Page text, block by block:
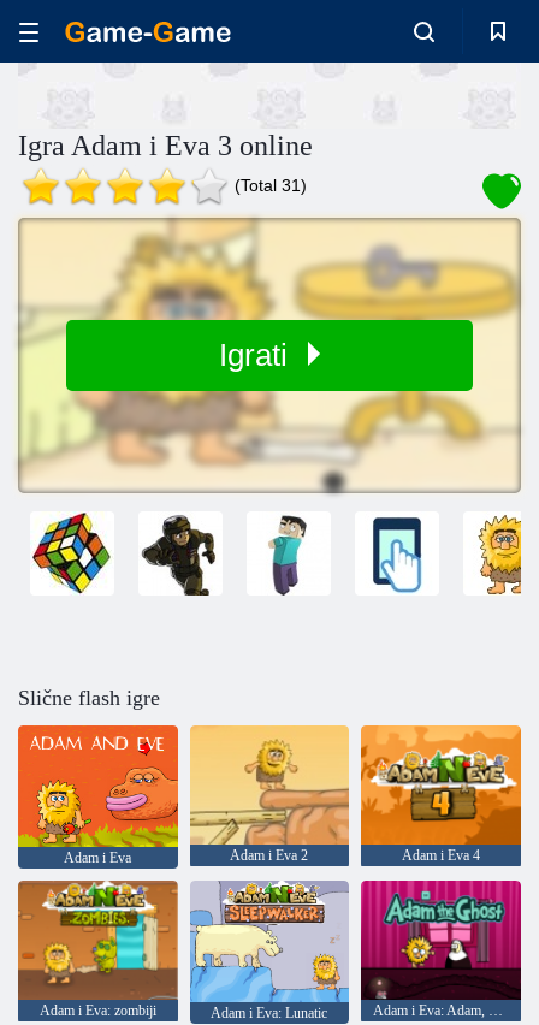
Igra Adam i Eva 3 online
(Total 31)
Igrati
Slične flash igre
Adam i Eva Adam i Eva 2 Adam i Eva 4
Adam i Eva: zombiji Adam i Eva: Lunatic Adam i Eva: Adam, duh